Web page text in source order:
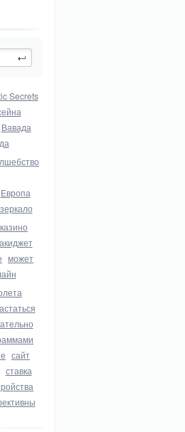
Secrets
Вавада
Европа
зеркало
казино
может
сайт
ставка